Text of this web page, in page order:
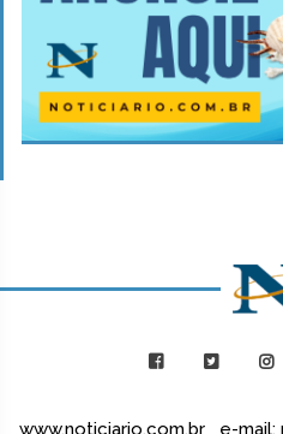
www.noticiario.com.br e-mail: